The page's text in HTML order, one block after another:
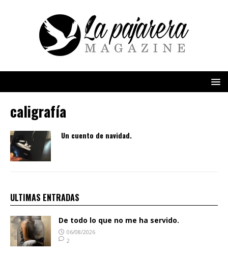
caligrafía
Un cuento de navidad.
ULTIMAS ENTRADAS
De todo lo que no me ha servido.
06/08/2026
2